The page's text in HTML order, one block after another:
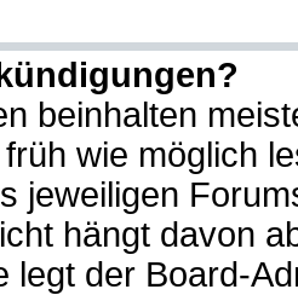
beinhalten
wie möglich
jeweiligen
hängt davon
legt der Board-